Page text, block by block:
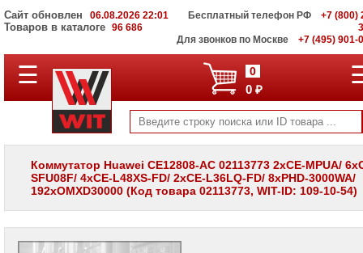
Сайт обновлен 06.08.2026 22:01
Товаров в каталоге 96 686
Бесплатный телефон РФ
+7 (800)
Для звонков по Москве
+7 (495) 901-
ПОЛНЫЙ
КАТАЛОГ
Корпоративные
серверы
WIT
Системы
хранения
данных
☰ 0
0 ₽
Коммутатор Huawei CE12808-AC 02113773 2xCE-MPUA/
SFU08F/ 4xCE-L48XS-FD/ 2xCE-L36LQ-FD/ 8xPHD-3000WA/
192xOMXD30000 (Код товара 02113773, WIT-ID: 109-10-54)